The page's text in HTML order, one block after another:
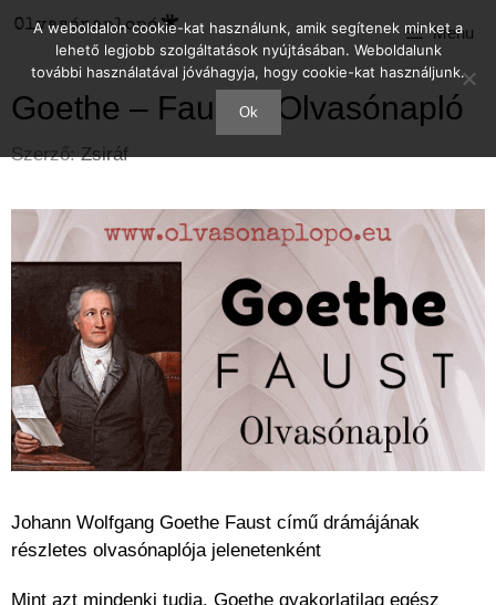
Kilépés
tartalomba
Menu
Goethe – Faust – Olvasónapló
Szerző:Zsiráf
Johann Wolfgang Goethe Faust című drámájának
részletes olvasónaplója jelenetenként
Mint azt mindenki tudja, Goethe gyakorlatilag egész
A weboldalon cookie-kat használunk, amik segítenek minket a
lehető legjobb szolgáltatások nyújtásában. Weboldalunk
további használatával jóváhagyja, hogy cookie-kat használjunk.
Ok